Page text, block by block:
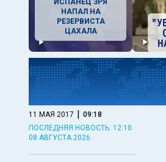
ИСПАНЕЦ ЗРЯ
НАПАЛ НА
РЕЗЕРВИСТА
ЦАХАЛА
11 МАЯ 2017 | 09:18
ПОСЛЕДНЯЯ НОВОСТЬ: 12:10
08 АВГУСТА 2026